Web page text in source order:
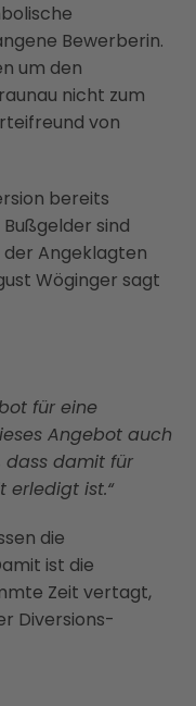
Bewerberin.
um den
nicht zum
von
bereits
sind
Angeklagten
Wöginger sagt
für eine
Angebot auch
dass damit für
erledigt ist.“
die
ist die
Zeit vertagt,
Diversions-